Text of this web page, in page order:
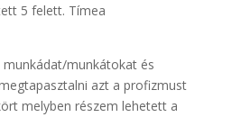
5 felett. Tímea
munkátokat és
azt a profizmust
melyben részem lehetett a